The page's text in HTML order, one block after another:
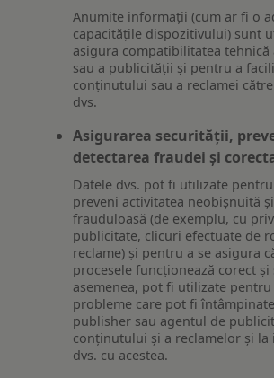
Anumite informații (cum ar fi o
capacitățile dispozitivului) sunt
asigura compatibilitatea
sau a publicității și pentru a
conținutului sau a reclamei
dvs.
Asigurarea securității,
detectarea fraudei și
Datele dvs. pot fi utilizate
preveni activitatea neobișnuită
frauduloasă (de exemplu, cu
publicitate, clicuri efectuate de
reclame) și pentru a se asigura
procesele funcționează corect și
asemenea, pot fi utilizate
probleme care pot fi
publisher sau agentul de
conținutului și a reclamelor și la
dvs. cu acestea.